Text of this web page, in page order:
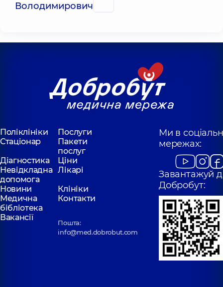
Володимирович
Поліклініки
Послуги
Стаціонар
Пакети
послуг
Діагностика
Ціни
Невідкладна
допомога
Лікарі
Новини
Клініки
Медична
бібліотека
Контакти
Вакансії
Пошта:
info@med.dobrobut.com
Ми в
мережах:
Завантажуй
Добробут: